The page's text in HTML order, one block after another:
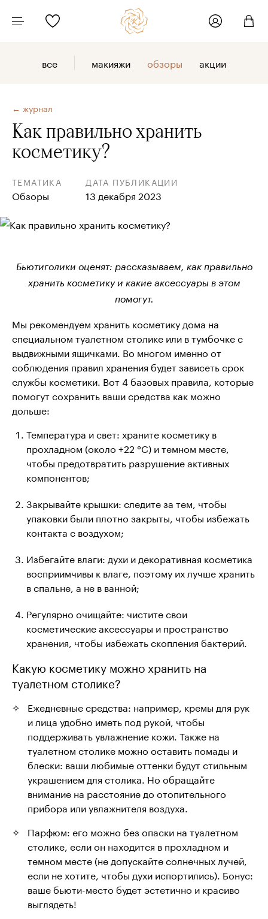
все макияжи обзоры акции
← журнал
Как правильно хранить
косметику?
ТЕМАТИКА
Обзоры
ДАТА ПУБЛИКАЦИИ
13 декабря 2023
Бьютиголики оценят: рассказываем, как правильно
хранить косметику и какие аксессуары в этом
помогут.
Мы рекомендуем хранить косметику дома на
специальном туалетном столике или в тумбочке с
выдвижными ящичками. Во многом именно от
соблюдения правил хранения будет зависеть срок
службы косметики. Вот 4 базовых правила, которые
помогут сохранить ваши средства как можно
дольше:
Температура и свет: храните косметику в
прохладном (около +22 °С) и темном месте,
чтобы предотвратить разрушение активных
компонентов;
Закрывайте крышки: следите за тем, чтобы
упаковки были плотно закрыты, чтобы избежать
контакта с воздухом;
Избегайте влаги: духи и декоративная косметика
восприимчивы к влаге, поэтому их лучше хранить
в спальне, а не в ванной;
Регулярно очищайте: чистите свои
косметические аксессуары и пространство
хранения, чтобы избежать скопления бактерий.
Какую косметику можно хранить на
туалетном столике?
Ежедневные средства: например, кремы для рук
и лица удобно иметь под рукой, чтобы
поддерживать увлажнение кожи. Также на
туалетном столике можно оставить помады и
блески: ваши любимые оттенки будут стильным
украшением для столика. Но обращайте
внимание на расстояние до отопительного
прибора или увлажнителя воздуха.
Парфюм: его можно без опаски на туалетном
столике, если он находится в прохладном и
темном месте (не допускайте солнечных лучей,
если не хотите, чтобы духи испортились). Бонус:
ваше бьюти-место будет эстетично и красиво
выглядеть!